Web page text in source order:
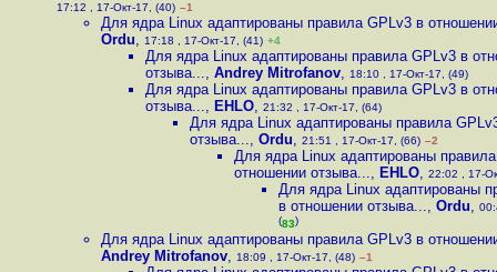
17:12 , 17-Окт-17, (40) –1
Для ядра Linux адаптированы правила GPLv3 в
Ordu, 17:18 , 17-Окт-17, (41) +4
Для ядра Linux адаптированы правила GPLv3 в
отзыва..., Andrey Mitrofanov, 18:10 , 17-Окт-17, (49)
Для ядра Linux адаптированы правила GPLv3 в
отзыва..., EHLO, 21:32 , 17-Окт-17, (64)
Для ядра Linux адаптированы правила
отзыва..., Ordu, 21:51 , 17-Окт-17, (66) –2
Для ядра Linux адаптированы
отношении отзыва..., EHLO, 22:02 , 17-
Для ядра Linux адаптированы
в отношении отзыва..., Ordu,
(83)
Для ядра Linux адаптированы правила GPLv3 в
Andrey Mitrofanov, 18:09 , 17-Окт-17, (48) –1